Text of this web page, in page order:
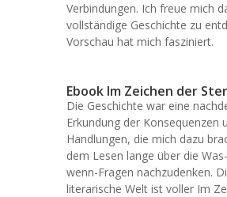
Verbindungen. Ich freue mich
vollständige Geschichte zu
Vorschau hat mich fasziniert.
Ebook Im Zeichen der
Die Geschichte war eine
Erkundung der Konsequenzen
Handlungen, die mich dazu
dem Lesen lange über die
wenn-Fragen nachzudenken.
literarische Welt ist voller Im